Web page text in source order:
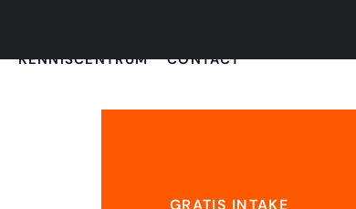
KENNISCENTRUM CONTACT
GRATIS INTAKE